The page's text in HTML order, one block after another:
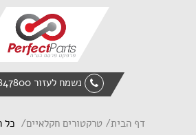
נשמח לעזור 04-8847800
דף הבית טרקטורים חקלאיים כל